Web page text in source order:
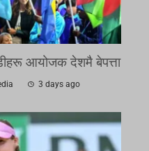
आयोजक देशमै बेपत्ता
3 days ago